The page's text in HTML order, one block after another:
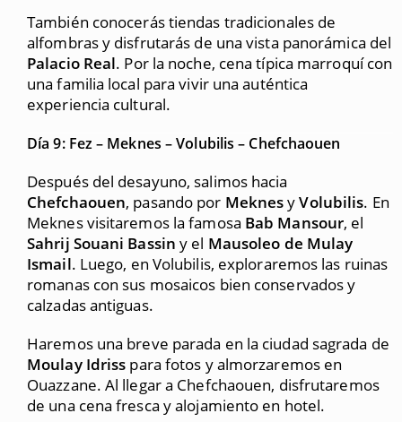
También conocerás tiendas tradicionales de
alfombras y disfrutarás de una vista panorámica del
Palacio Real. Por la noche, cena típica marroquí con
una familia local para vivir una auténtica
experiencia cultural.
Día 9: Fez – Meknes – Volubilis – Chefchaouen
Después del desayuno, salimos hacia
Chefchaouen, pasando por MeknesyVolubilis. En
Meknes visitaremos la famosa Bab Mansour, el
Sahrij Souani Bassin y el Mausoleo de Mulay
Ismail. Luego, en Volubilis, exploraremos las ruinas
romanas con sus mosaicos bien conservados y
calzadas antiguas.
Haremos una breve parada en la ciudad sagrada de
Moulay Idriss para fotos y almorzaremos en
Ouazzane. Al llegar a Chefchaouen, disfrutaremos
de una cena fresca y alojamiento en hotel.